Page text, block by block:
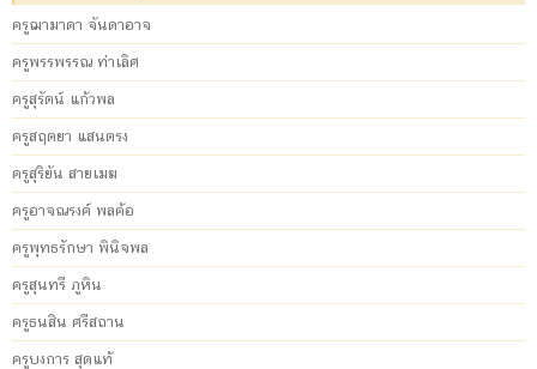
ครูฌามาดา จันดาอาจ
ครูพรรพรรณ ท่าเลิศ
ครูสุรัตน์ แก้วพล
ครูสฤตยา แสนตรง
ครูสุริยัน สายเมฆ
ครูอาจณรงค์ พลค้อ
ครูพุทธรักษา พินิจพล
ครูสุนทรี ภูหิน
ครูธนสิน ศรีสถาน
ครูบงการ สุดแท้